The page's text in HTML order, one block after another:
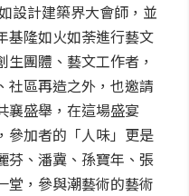
設計建築界大會師，並
基隆如火如荼進行藝文
團體、藝文工作者，
社區再造之外，也邀請
襄盛舉，在這場盛宴
參加者的「人味」更是
芬、潘冀、孫寶年、張
堂，參與潮藝術的藝術